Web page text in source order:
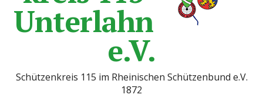
Unterlahn
e.V.
Schützenkreis 115 im Rheinischen Schützenbund e.V.
1872